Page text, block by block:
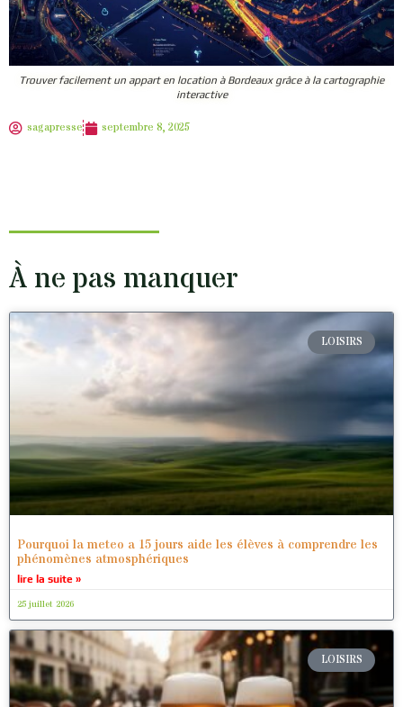
Trouver facilement un appart en location à Bordeaux grâce à la cartographie
interactive
sagapresse septembre 8, 2025
À ne pas manquer
LOISIRS
Pourquoi la meteo a 15 jours aide les élèves à comprendre les
phénomènes atmosphériques
lire la suite »
25 juillet 2026
LOISIRS